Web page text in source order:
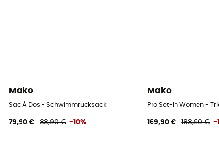
Mako
Sac À Dos - Schwimmrucksack
79,90 € 88,90 € -10%
Mako
Pro Set-In Women -
169,90 € 188,90 € -